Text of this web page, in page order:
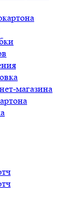
магазина